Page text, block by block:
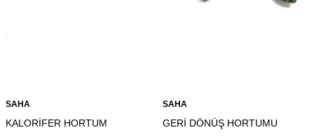
SAHA
KALORİFER HORTUM
SAHA
GERİ DÖNÜŞ HORTUMU